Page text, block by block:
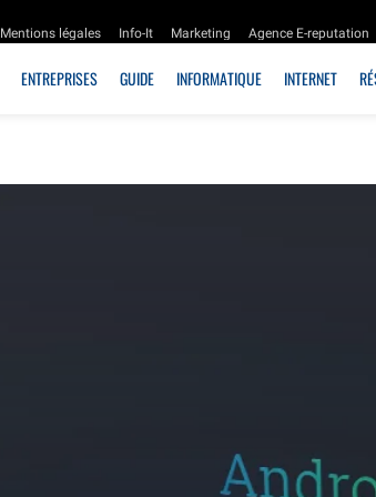
Mentions légales Info-It Marketing Agence E-reputation
ENTREPRISES GUIDE INFORMATIQUE INTERNET